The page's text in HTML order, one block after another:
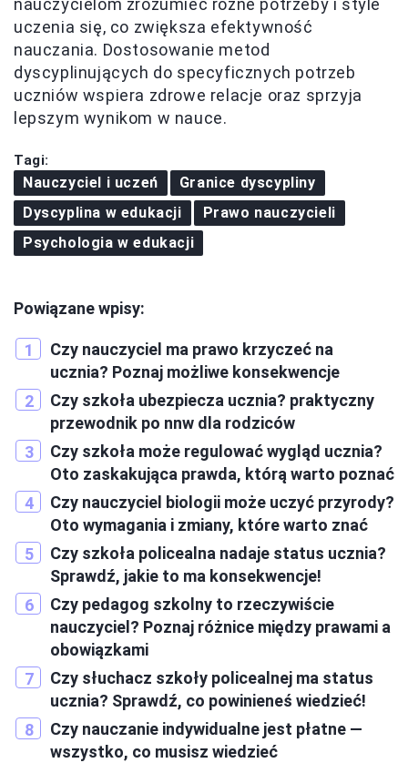
nauczycielom zrozumieć różne potrzeby i style
uczenia się, co zwiększa efektywność
nauczania. Dostosowanie metod
dyscyplinujących do specyficznych potrzeb
uczniów wspiera zdrowe relacje oraz sprzyja
lepszym wynikom w nauce.
Tagi:
Nauczyciel i uczeń
Granice dyscypliny
Dyscyplina w edukacji
Prawo nauczycieli
Psychologia w edukacji
Powiązane wpisy:
Czy nauczyciel ma prawo krzyczeć na
ucznia? Poznaj możliwe konsekwencje
Czy szkoła ubezpiecza ucznia? praktyczny
przewodnik po nnw dla rodziców
Czy szkoła może regulować wygląd ucznia?
Oto zaskakująca prawda, którą warto poznać
Czy nauczyciel biologii może uczyć przyrody?
Oto wymagania i zmiany, które warto znać
Czy szkoła policealna nadaje status ucznia?
Sprawdź, jakie to ma konsekwencje!
Czy pedagog szkolny to rzeczywiście
nauczyciel? Poznaj różnice między prawami a
obowiązkami
Czy słuchacz szkoły policealnej ma status
ucznia? Sprawdź, co powinieneś wiedzieć!
Czy nauczanie indywidualne jest płatne —
wszystko, co musisz wiedzieć